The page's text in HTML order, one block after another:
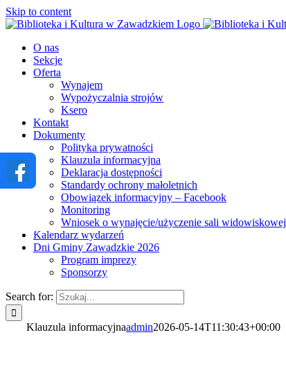
Skip to content
O nas
Sekcje
Oferta
Wynajem
Wypożyczalnia strojów
Ksero
Kontakt
Dokumenty
Polityka prywatności
Klauzula informacyjna
Deklaracja dostępności
Standardy ochrony małoletnich
Obowiązek informacyjny – Facebook
Monitoring
Wniosek o wynajęcie/użyczenie sali widowiskowej
Kalendarz wydarzeń
Dni Gminy Zawadzkie 2026
Program imprezy
Sponsorzy
Search for:
Klauzula informacyjnaadmin2026-05-14T11:30:43+00:00